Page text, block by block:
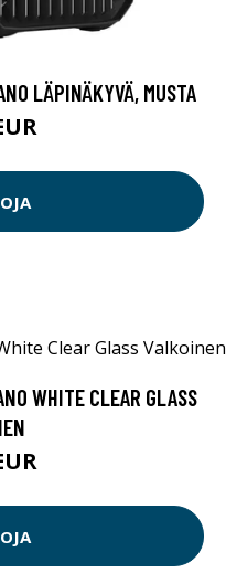
LÄPINÄKYVÄ, MUSTA
WHITE CLEAR GLASS